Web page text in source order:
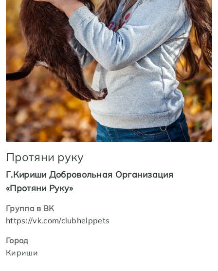
Протяни руку
Г.Кириши Добровольная Организация
«Протяни Руку»
Группа в ВК
https://vk.com/clubhelppets
Город
Кириши